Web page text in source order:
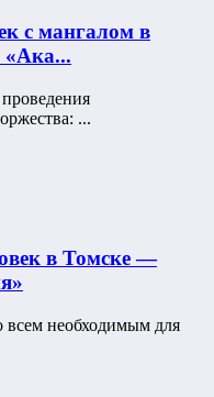
с мангалом в
...
в Томске —
всем необходимым для